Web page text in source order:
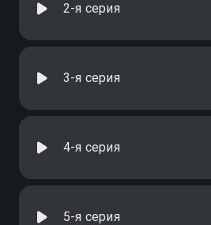
2-я серия
3-я серия
4-я серия
5-я серия